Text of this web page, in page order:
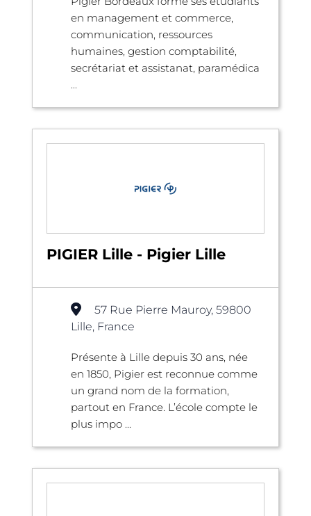
en management et commerce,
communication, ressources
humaines, gestion comptabilité,
secrétariat et assistanat, paramédica
...
PIGIER Lille - Pigier Lille
57 Rue Pierre Mauroy, 59800
Lille, France
Présente à Lille depuis 30 ans, née
en 1850, Pigier est reconnue comme
un grand nom de la formation,
partout en France. L’école compte le
plus impo ...